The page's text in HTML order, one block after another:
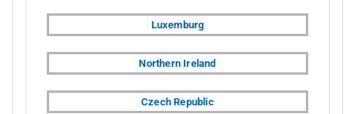
Luxemburg
Northern Ireland
Czech Republic